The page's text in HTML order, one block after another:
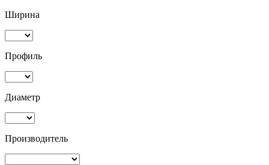
Ширина
Профиль
Диаметр
Производитель